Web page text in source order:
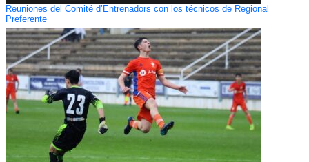
Reuniones del Comité d’Entrenadors con los técnicos de Regional
Preferente